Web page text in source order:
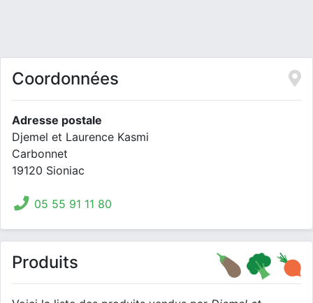
Coordonnées
Adresse postale
Djemel et Laurence Kasmi
Carbonnet
19120 Sioniac
05 55 91 11 80
Produits